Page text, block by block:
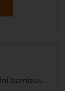
bambus...